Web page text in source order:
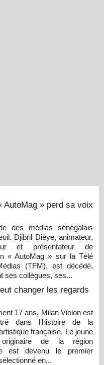
AutoMag » perd sa voix
des médias sénégalais
Djibril Dièye, animateur,
et présentateur de
« AutoMag » sur la Télé
(TFM), est décédé,
ses collègues, ses...
changer les regards
17 ans, Milan Violon est
dans l’histoire de la
française. Le jeune
originaire de la région
est devenu le premier
en...